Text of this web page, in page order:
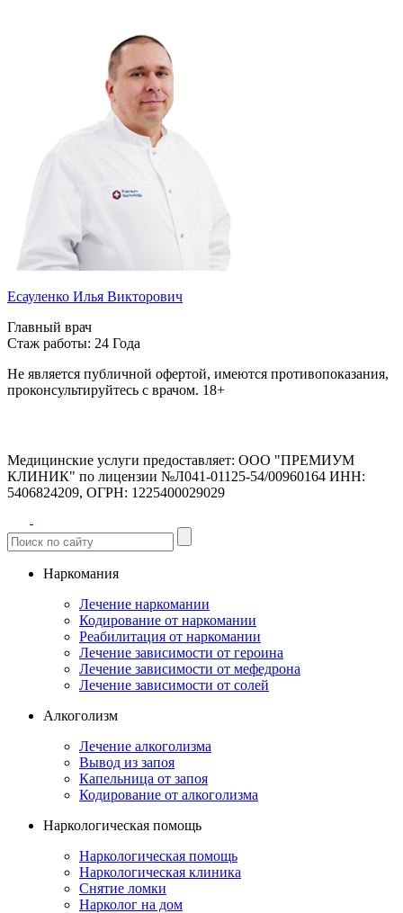
Есауленко Илья Викторович
Главный врач
Стаж работы: 24 Года
Не является публичной офертой, имеются противопоказания,
проконсультируйтесь с врачом. 18+
Медицинские услуги предоставляет: ООО "ПРЕМИУМ
КЛИНИК" по лицензии №Л041-01125-54/00960164 ИНН:
5406824209, ОГРН: 1225400029029
Наркомания
Лечение наркомании
Кодирование от наркомании
Реабилитация от наркомании
Лечение зависимости от героина
Лечение зависимости от мефедрона
Лечение зависимости от солей
Алкоголизм
Лечение алкоголизма
Вывод из запоя
Капельница от запоя
Кодирование от алкоголизма
Наркологическая помощь
Наркологическая помощь
Наркологическая клиника
Снятие ломки
Нарколог на дом